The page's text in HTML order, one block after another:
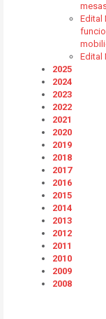
Edital
Edital
2025
2024
2023
2022
2021
2020
2019
2018
2017
2016
2015
2014
2013
2012
2011
2010
2009
2008